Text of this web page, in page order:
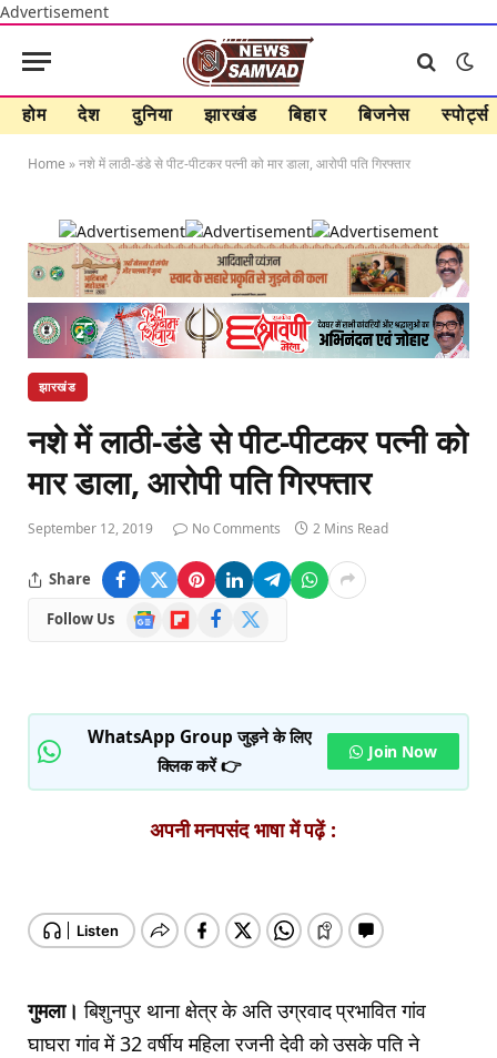
Advertisement
होम देश दुनिया झारखंड बिहार बिजनेस स्पोर्ट्स
Home »नशे में लाठी-डंडे से पीट-पीटकर पत्नी को मार डाला, आरोपी पति गिरफ्तार
झारखंड
नशे में लाठी-डंडे से पीट-पीटकर पत्नी को
मार डाला, आरोपी पति गिरफ्तार
September 12, 2019 No Comments 2 Mins Read
Share
Follow Us
Google
News
FlipboardFacebook
WhatsApp Group जुड़ने के लिए
क्लिक करें 👉
Join Now
अपनी मनपसंद भाषा में पढ़ें :
गुमला। बिशुनपुर थाना क्षेत्र के अति उग्रवाद प्रभावित गांव
घाघरा गांव में 32 वर्षीय महिला रजनी देवी को उसके पति ने